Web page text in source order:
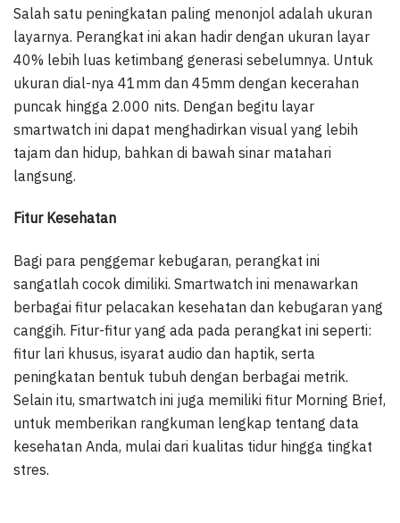
Salah satu peningkatan paling menonjol adalah ukuran
layarnya. Perangkat ini akan hadir dengan ukuran layar
40% lebih luas ketimbang generasi sebelumnya. Untuk
ukuran dial-nya 41mm dan 45mm dengan kecerahan
puncak hingga 2.000 nits. Dengan begitu layar
smartwatch ini dapat menghadirkan visual yang lebih
tajam dan hidup, bahkan di bawah sinar matahari
langsung.
Fitur Kesehatan
Bagi para penggemar kebugaran, perangkat ini
sangatlah cocok dimiliki. Smartwatch ini menawarkan
berbagai fitur pelacakan kesehatan dan kebugaran yang
canggih. Fitur-fitur yang ada pada perangkat ini seperti:
fitur lari khusus, isyarat audio dan haptik, serta
peningkatan bentuk tubuh dengan berbagai metrik.
Selain itu, smartwatch ini juga memiliki fitur Morning Brief,
untuk memberikan rangkuman lengkap tentang data
kesehatan Anda, mulai dari kualitas tidur hingga tingkat
stres.